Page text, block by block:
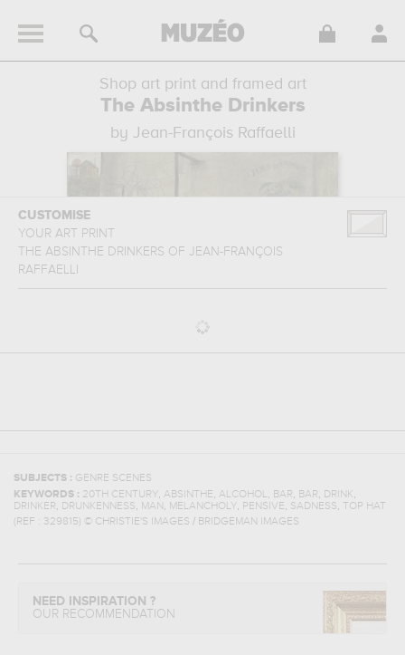
Shop art print and framed art
The Absinthe Drinkers
by Jean-François Raffaelli
CUSTOMISE
YOUR ART PRINT
THE ABSINTHE DRINKERS OF JEAN-FRANÇOIS
RAFFAELLI
SUBJECTS : GENRE SCENES
KEYWORDS : 20TH CENTURY, ABSINTHE, ALCOHOL, BAR, BAR, DRINK,
DRINKER, DRUNKENNESS, MAN , MELANCHOLY, PENSIVE, SADNESS, TOP HAT
(REF : 329815) © CHRISTIE'S IMAGES / BRIDGEMAN IMAGES
NEED INSPIRATION ?
OUR RECOMMENDATION